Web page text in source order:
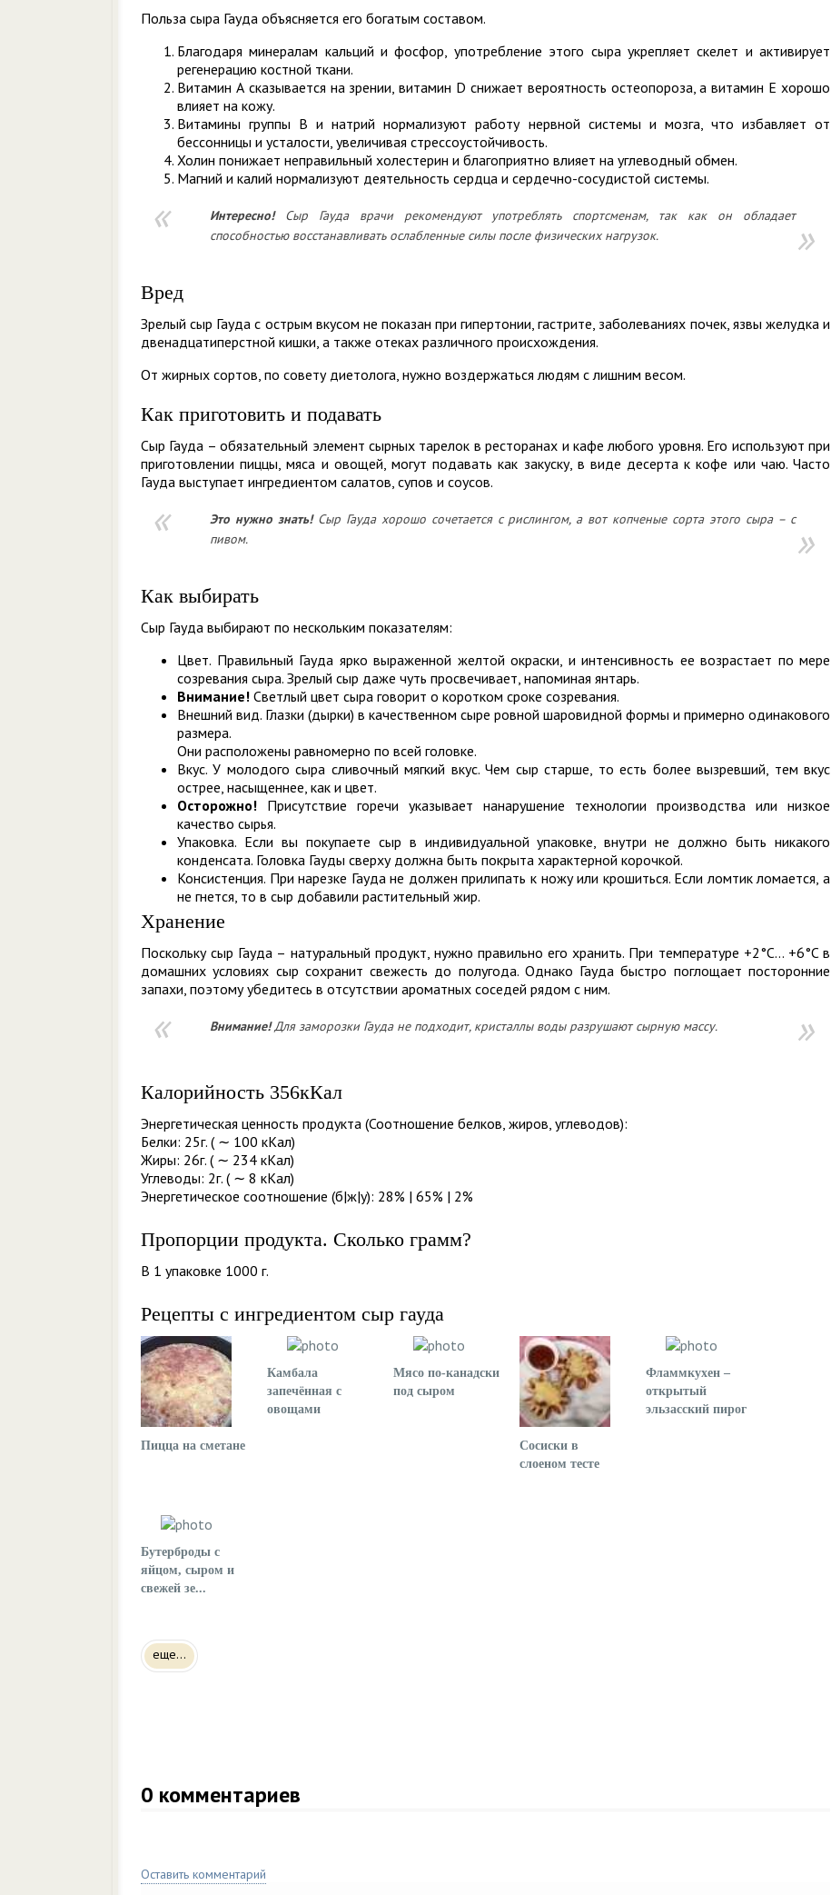
Польза сыра Гауда объясняется его богатым составом.
Благодаря минералам кальций и фосфор, употребление этого сыра укрепляет скелет и активирует
регенерацию костной ткани.
Витамин А сказывается на зрении, витамин D снижает вероятность остеопороза, а витамин Е хорошо
влияет на кожу.
Витамины группы В и натрий нормализуют работу нервной системы и мозга, что избавляет от
бессонницы и усталости, увеличивая стрессоустойчивость.
Холин понижает неправильный холестерин и благоприятно влияет на углеводный обмен.
Магний и калий нормализуют деятельность сердца и сердечно-сосудистой системы.
Интересно!Сыр Гауда врачи рекомендуют употреблять спортсменам, так как он обладает
способностью восстанавливать ослабленные силы после физических нагрузок.
Вред
Зрелый сыр Гауда с острым вкусом не показан при гипертонии, гастрите, заболеваниях почек, язвы желудка и
двенадцатиперстной кишки, а также отеках различного происхождения.
От жирных сортов, по совету диетолога, нужно воздержаться людям с лишним весом.
Как приготовить и подавать
Сыр Гауда – обязательный элемент сырных тарелок в ресторанах и кафе любого уровня. Его используют при
приготовлении пиццы, мяса и овощей, могут подавать как закуску, в виде десерта к кофе или чаю. Часто
Гауда выступает ингредиентом салатов, супов и соусов.
Это нужно знать!Сыр Гауда хорошо сочетается с рислингом, а вот копченые сорта этого сыра – с
пивом.
Как выбирать
Сыр Гауда выбирают по нескольким показателям:
Цвет. Правильный Гауда ярко выраженной желтой окраски, и интенсивность ее возрастает по мере
созревания сыра. Зрелый сыр даже чуть просвечивает, напоминая янтарь.
Внимание! Светлый цвет сыра говорит о коротком сроке созревания.
Внешний вид. Глазки (дырки) в качественном сыре ровной шаровидной формы и примерно одинакового
размера.
Они расположены равномерно по всей головке.
Вкус. У молодого сыра сливочный мягкий вкус. Чем сыр старше, то есть более вызревший, тем вкус
острее, насыщеннее, как и цвет.
Осторожно! Присутствие горечи указывает нанарушение технологии производства или низкое
качество сырья.
Упаковка. Если вы покупаете сыр в индивидуальной упаковке, внутри не должно быть никакого
конденсата. Головка Гауды сверху должна быть покрыта характерной корочкой.
Консистенция. При нарезке Гауда не должен прилипать к ножу или крошиться. Если ломтик ломается, а
не гнется, то в сыр добавили растительный жир.
Хранение
Поскольку сыр Гауда – натуральный продукт, нужно правильно его хранить. При температуре +2°C… +6°C в
домашних условиях сыр сохранит свежесть до полугода. Однако Гауда быстро поглощает посторонние
запахи, поэтому убедитесь в отсутствии ароматных соседей рядом с ним.
Внимание!Для заморозки Гауда не подходит, кристаллы воды разрушают сырную массу.
Калорийность 356кКал
Энергетическая ценность продукта (Соотношение белков, жиров, углеводов):
Белки: 25г. ( ∼ 100 кКал)
Жиры: 26г. ( ∼ 234 кКал)
Углеводы: 2г. ( ∼ 8 кКал)
Энергетическое соотношение (б|ж|у): 28% | 65% | 2%
Пропорции продукта. Сколько грамм?
В 1 упаковке 1000 г.
Рецепты с ингредиентом сыр гауда
Пицца на сметане
Камбала
запечённая с
овощами
Мясо по-канадски
под сыром
Сосиски в
слоеном тесте
Фламмкухен –
открытый
эльзасский пирог
Бутерброды с
яйцом, сыром и
свежей зе...
еще...
0 комментариев
Оставить комментарий